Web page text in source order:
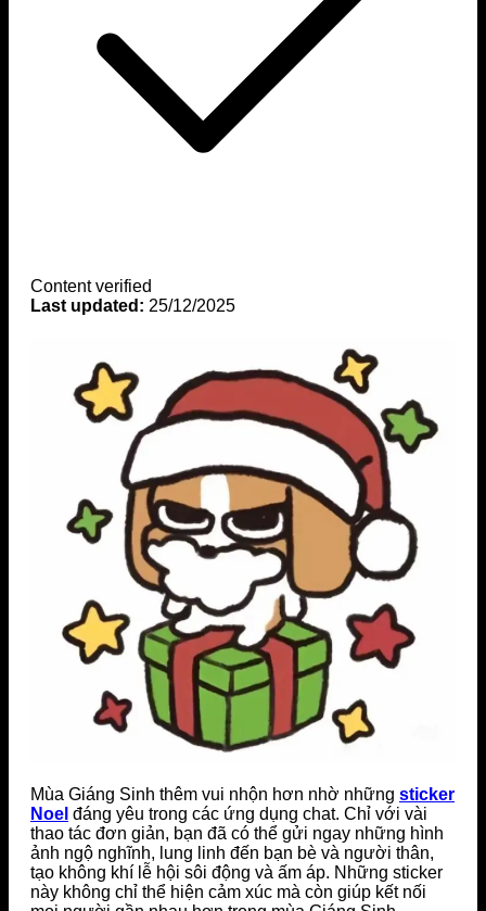
Content verified
Last updated: 25/12/2025
Mùa Giáng Sinh thêm vui nhộn hơn nhờ những sticker
Noel đáng yêu trong các ứng dụng chat. Chỉ với vài
thao tác đơn giản, bạn đã có thể gửi ngay những hình
ảnh ngộ nghĩnh, lung linh đến bạn bè và người thân,
tạo không khí lễ hội sôi động và ấm áp. Những sticker
này không chỉ thể hiện cảm xúc mà còn giúp kết nối